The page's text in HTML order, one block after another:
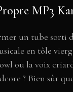
MP3
un tube sorti
en tôle
ou la voix
? Bien sûr